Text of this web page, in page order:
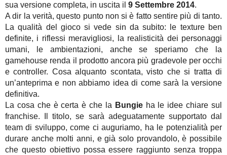
sua versione completa, in uscita il 9 Settembre 2014.
A dir la verità, questo punto non si è fatto sentire più di tanto.
La qualità del gioco si vede sin da subito: le texture ben
definite, i riflessi meravigliosi, la realisticità dei personaggi
umani, le ambientazioni, anche se speriamo che la
gamehouse renda il prodotto ancora più gradevole per occhi
e controller. Cosa alquanto scontata, visto che si tratta di
un’anteprima e non abbiamo idea di come sarà la versione
definitiva.
La cosa che è certa è che la Bungieha le idee chiare sul
franchise. Il titolo, se sarà adeguatamente supportato dal
team di sviluppo, come ci auguriamo, ha le potenzialità per
durare anche molti anni, e già solo provandolo, è possibile
che questo obiettivo possa essere raggiunto senza troppa